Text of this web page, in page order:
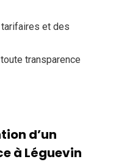
et des
transparence
d’un
à Léguevin